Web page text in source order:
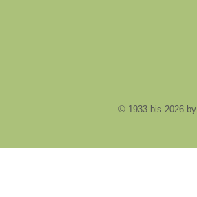
© 1933 bis 2026 by